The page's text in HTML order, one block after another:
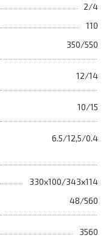
2/4
110
350/550
12/14
10/15
6.5/12,5/0.4
330x100/343x114
48/560
3560